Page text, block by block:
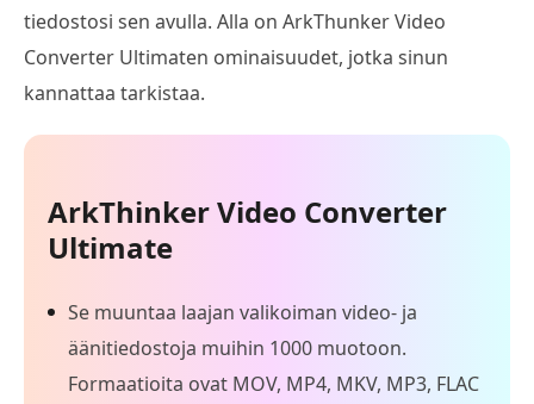
tiedostosi sen avulla. Alla on ArkThunker Video
Converter Ultimaten ominaisuudet, jotka sinun
kannattaa tarkistaa.
ArkThinker Video Converter
Ultimate
Se muuntaa laajan valikoiman video- ja
äänitiedostoja muihin 1000 muotoon.
Formaatioita ovat MOV, MP4, MKV, MP3, FLAC